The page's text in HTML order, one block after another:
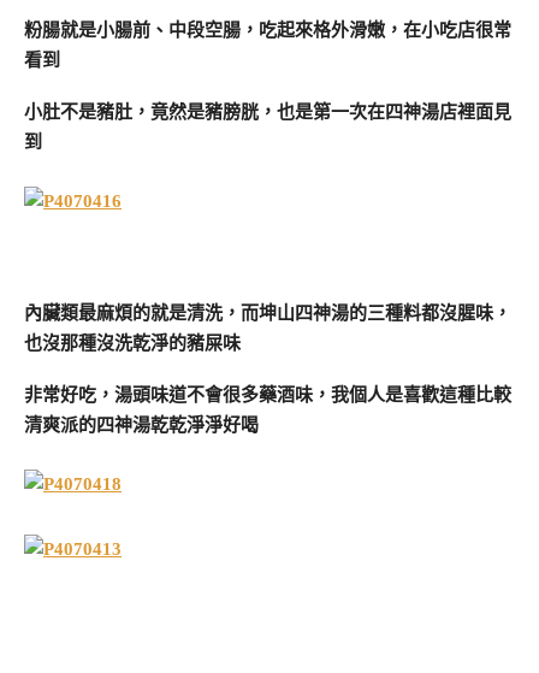
粉腸就是小腸前、中段空腸，吃起來格外滑嫩，在小吃店很常
看到
小肚不是豬肚，竟然是豬膀胱，也是第一次在四神湯店裡面見
到
內臟類最麻煩的就是清洗，而坤山四神湯的三種料都沒腥味，
也沒那種沒洗乾淨的豬屎味
非常好吃，湯頭味道不會很多藥酒味，我個人是喜歡這種比較
清爽派的四神湯乾乾淨淨好喝